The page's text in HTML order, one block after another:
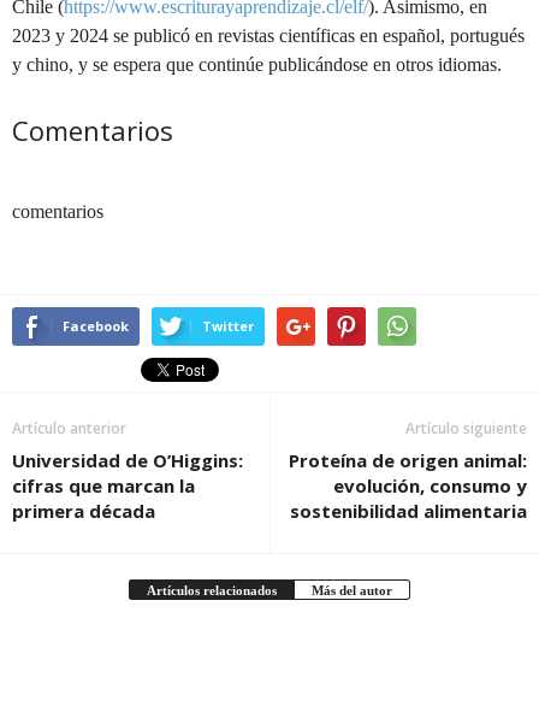
Chile (https://www.escriturayaprendizaje.cl/elf/). Asimismo, en
2023 y 2024 se publicó en revistas científicas en español, portugués
y chino, y se espera que continúe publicándose en otros idiomas.
Comentarios
comentarios
Facebook Twitter
Artículo anterior
Universidad de O’Higgins:
cifras que marcan la
primera década
Artículo siguiente
Proteína de origen animal:
evolución, consumo y
sostenibilidad alimentaria
Artículos relacionados Más del autor